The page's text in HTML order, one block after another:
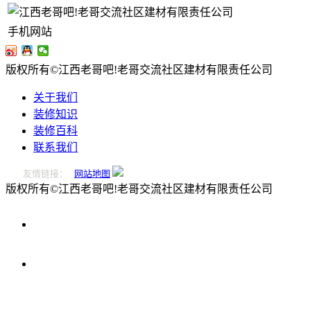
手机网站
版权所有©江西老哥吧!老哥交流社区建材有限责任公司
关于我们
装修知识
装修百科
联系我们
友情链接： 网站地图
版权所有©江西老哥吧!老哥交流社区建材有限责任公司